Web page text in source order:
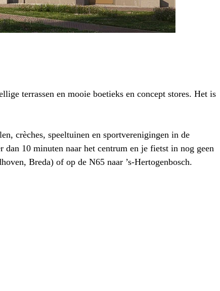
terrassen en mooie boetieks en concept stores. Het is
crèches, speeltuinen en sportverenigingen in de
10 minuten naar het centrum en je fietst in nog geen
Breda) of op de N65 naar ’s-Hertogenbosch.